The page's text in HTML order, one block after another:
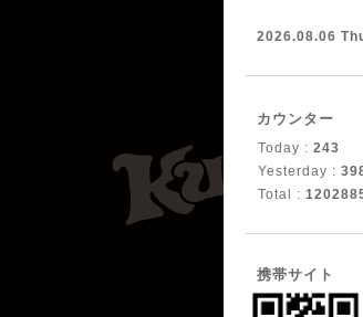
2026.08.06
カウンター
Today : 243
Yesterday :
Total :
携帯サイト